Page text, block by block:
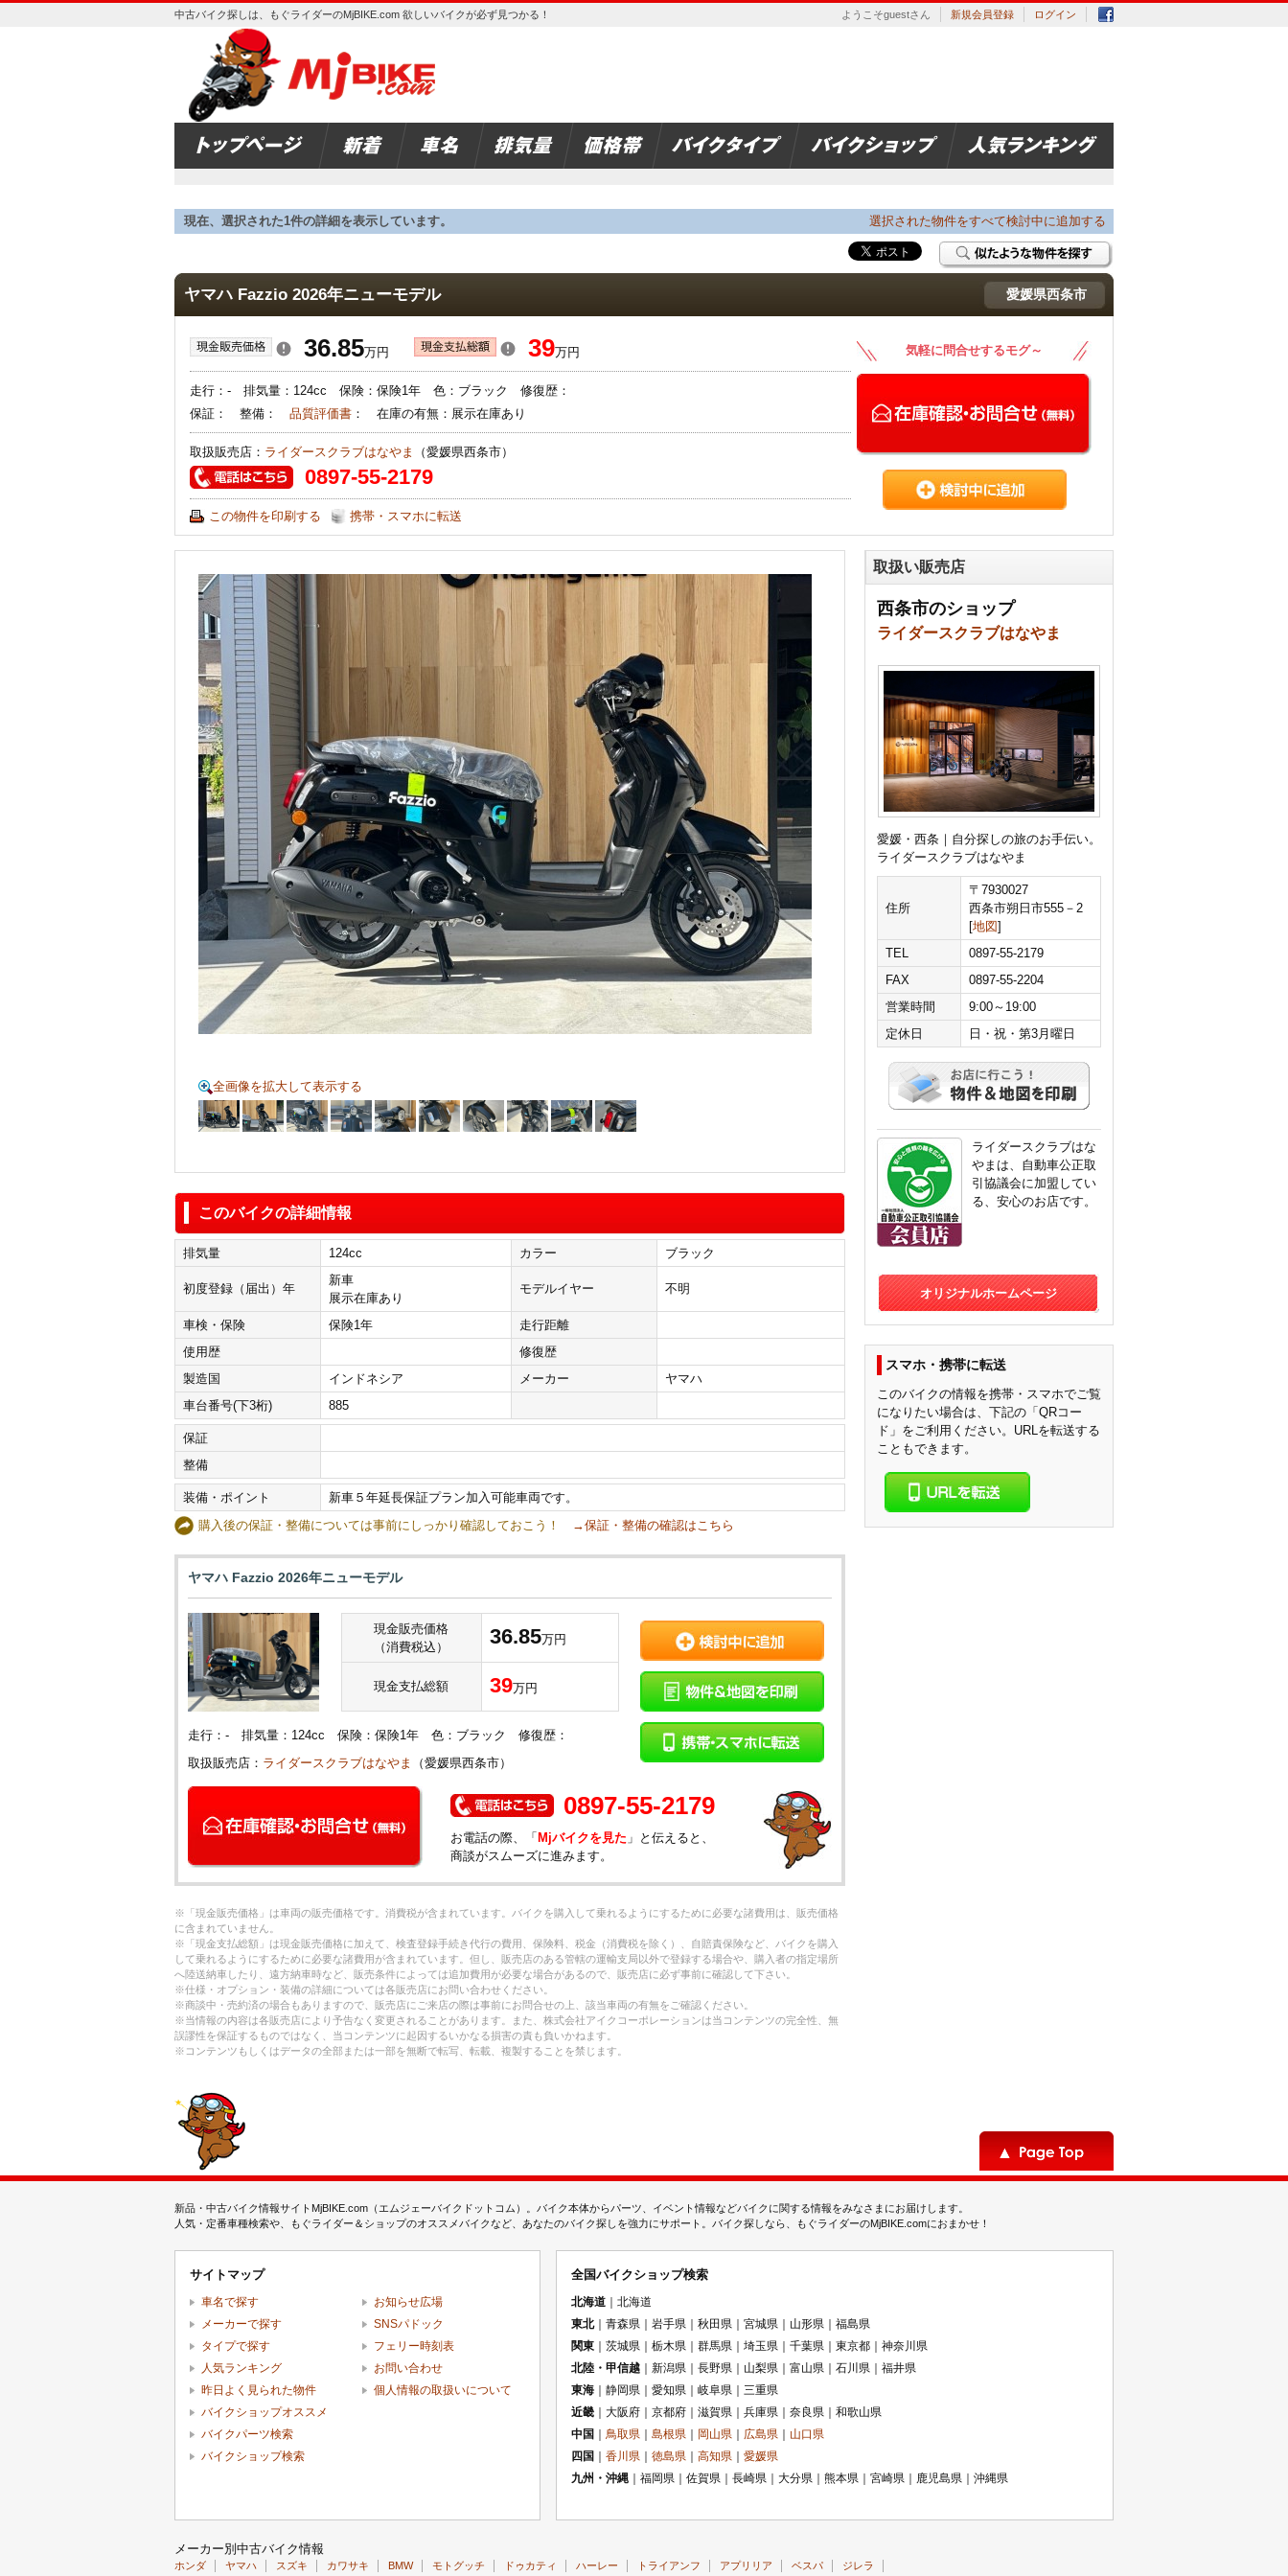
中古バイク探しは、もぐライダーのMjBIKE.com 欲しいバイクが必ず見つかる！ ようこそguestさん 新規会員登録 ログイン
現在、選択された1件の詳細を表示しています。 選択された物件をすべて検討中に追加する
ヤマハ Fazzio 2026年ニューモデル 愛媛県西条市
36.85万円 39万円 気軽に問合せするモグ～
走行：- 排気量：124cc 保険：保険1年 色：ブラック 修復歴：
保証： 整備： 品質評価書： 在庫の有無：展示在庫あり
取扱販売店： ライダースクラブはなやま （愛媛県西条市）
0897-55-2179
この物件を印刷する 携帯・スマホに転送
全画像を拡大して表示する
このバイクの詳細情報
排気量 124cc カラー ブラック
初度登録（届出）年
新車
展示在庫あり
モデルイヤー 不明
車検・保険 保険1年
走行距離
使用歴
修復歴
製造国
インドネシア メーカー
ヤマハ
車台番号(下3桁)
885
保証
整備
装備・ポイント
新車５年延長保証プラン加入可能車両です。
購入後の保証・整備については事前にしっかり確認しておこう！
→保証・整備の確認はこちら
ヤマハ Fazzio 2026年ニューモデル
現金販売価格
（消費税込）
36.85万円
現金支払総額 39万円
走行：- 排気量：124cc 保険：保険1年 色：ブラック 修復歴：
取扱販売店： ライダースクラブはなやま （愛媛県西条市）
0897-55-2179
お電話の際、「 Mjバイクを見た 」と伝えると、
商談がスムーズに進みます。
※「現金販売価格」は車両の販売価格です。消費税が含まれています。バイクを購入して乗れるようにするために必要な諸費用は、販売価格
に含まれていません。
※「現金支払総額」は現金販売価格に加えて、検査登録手続き代行の費用、保険料、税金（消費税を除く）、自賠責保険など、バイクを購入
して乗れるようにするために必要な諸費用が含まれています。但し、販売店のある管轄の運輸支局以外で登録する場合や、購入者の指定場所
へ陸送納車したり、遠方納車時など、販売条件によっては追加費用が必要な場合があるので、販売店に必ず事前に確認して下さい。
※仕様・オプション・装備の詳細については各販売店にお問い合わせください。
※商談中・売約済の場合もありますので、販売店にご来店の際は事前にお問合せの上、該当車両の有無をご確認ください。
※当情報の内容は各販売店により予告なく変更されることがあります。また、株式会社アイクコーポレーションは当コンテンツの完全性、無
誤謬性を保証するものではなく、当コンテンツに起因するいかなる損害の責も負いかねます。
※コンテンツもしくはデータの全部または一部を無断で転写、転載、複製することを禁じます。
取扱い販売店
西条市のショップ
ライダースクラブはなやま
愛媛・西条｜自分探しの旅のお手伝い。
ライダースクラブはなやま
住所
〒7930027
西条市朔日市555－2
[地図]
TEL
0897-55-2179
FAX
0897-55-2204
営業時間
9:00～19:00
定休日
日・祝・第3月曜日
ライダースクラブはな
やまは、自動車公正取
引協議会に加盟してい
る、安心のお店です。
オリジナルホームページ
スマホ・携帯に転送
このバイクの情報を携帯・スマホでご覧
になりたい場合は、下記の「QRコー
ド」をご利用ください。URLを転送する
こともできます。
新品・中古バイク情報サイトMjBIKE.com（エムジェーバイクドットコム）。バイク本体からパーツ、イベント情報などバイクに関する情報をみなさまにお届けします。
人気・定番車種検索や、もぐライダー＆ショップのオススメバイクなど、あなたのバイク探しを強力にサポート。バイク探しなら、もぐライダーのMjBIKE.comにおまかせ！
サイトマップ
車名で探す
メーカーで探す
タイプで探す
人気ランキング
昨日よく見られた物件
バイクショップオススメ
バイクパーツ検索
バイクショップ検索
お知らせ広場
SNSパドック
フェリー時刻表
お問い合わせ
個人情報の取扱いについて
全国バイクショップ検索
北海道 ｜北海道
東北｜青森県｜岩手県｜秋田県｜宮城県｜山形県｜福島県
関東 ｜茨城県｜栃木県｜群馬県｜埼玉県｜千葉県｜東京都｜神奈川県
北陸・甲信越 ｜新潟県｜長野県｜山梨県｜富山県｜石川県｜福井県
東海 ｜静岡県｜愛知県｜岐阜県｜三重県
近畿 ｜大阪府｜京都府｜滋賀県｜兵庫県｜奈良県｜和歌山県
中国
鳥取県 島根県 岡山県 広島県
山口県
四国
香川県 徳島県 高知県
愛媛県
九州・沖縄 ｜福岡県｜佐賀県｜長崎県｜大分県｜熊本県｜宮崎県｜鹿児島県｜沖縄県
メーカー別中古バイク情報
ホンダ ヤマハ スズキ カワサキ BMW モトグッチ ドゥカティ ハーレー トライアンフ アプリリア ベスパ ジレラ